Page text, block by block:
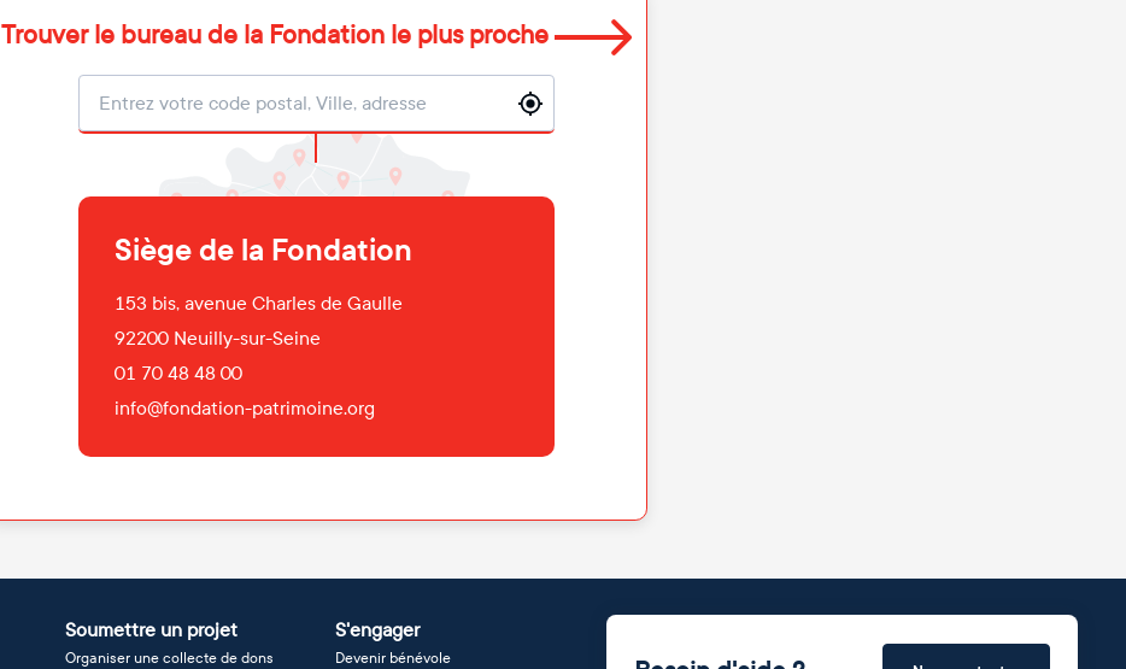
Trouver le bureau de la Fondation le plus proche
Localisation
Siège de la Fondation
153 bis, avenue Charles de Gaulle
92200 Neuilly-sur-Seine
01 70 48 48 00
info@fondation-patrimoine.org
Soumettre un projet
Organiser une collecte de dons
S'engager
Devenir bénévole